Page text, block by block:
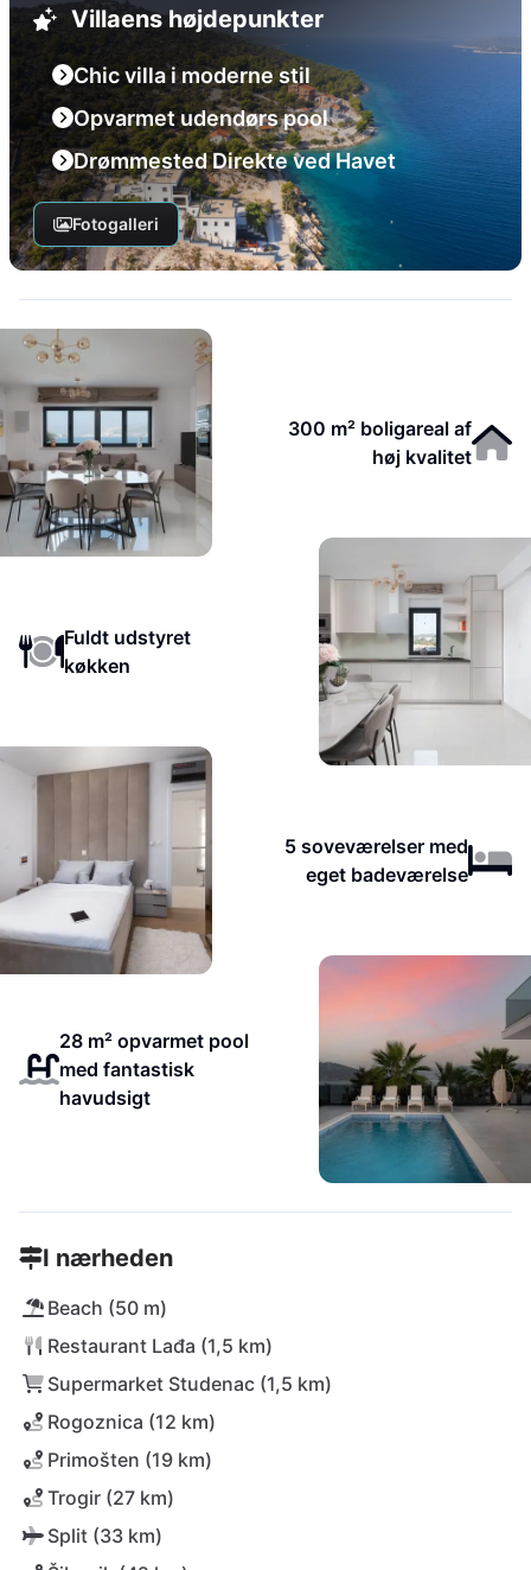
Villaens højdepunkter
Chic villa i moderne stil
Opvarmet udendørs pool
Drømmested Direkte ved Havet
Fotogalleri
300 m² boligareal af
høj kvalitet
Fuldt udstyret
køkken
5 soveværelser med
eget badeværelse
28 m² opvarmet pool
med fantastisk
havudsigt
I nærheden
Beach (50 m)
Restaurant Lađa (1,5 km)
Supermarket Studenac (1,5 km)
Rogoznica (12 km)
Primošten (19 km)
Trogir (27 km)
Split (33 km)